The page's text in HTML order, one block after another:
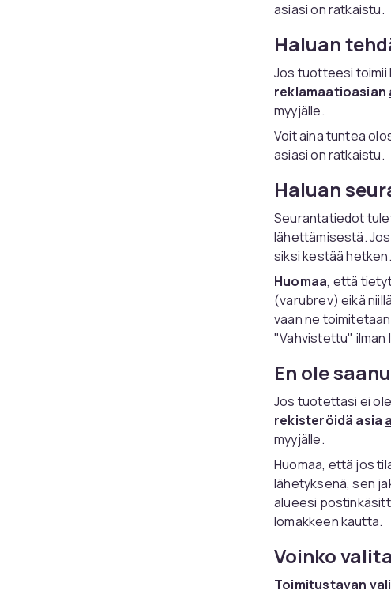
asiasi on ratkaistu.
Haluan
Jos tuotteesi toimii
reklamaatioasian
myyjälle.
Voit aina tuntea
asiasi on ratkaistu.
Haluan
Seurantatiedot
lähettämisestä.
siksi kestää
Huomaa, että
(varubrev) eikä
vaan ne
"Vahvistettu" ilman
En ole
Jos tuotettasi ei
rekisteröidä asia
myyjälle.
Huomaa, että jos
lähetyksenä, sen
alueesi
lomakkeen kautta.
Voinko
Toimitustavan